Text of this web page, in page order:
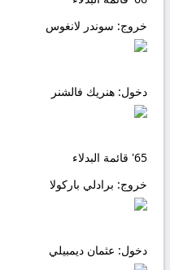
خروج: سوندر لانغوس
دخول: هنريك فالشنر
65' قائمة البدلاء
خروج: برادلي باركولا
دخول: عثمان ديمبيلي